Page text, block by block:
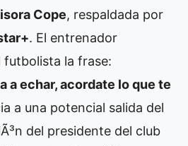
Cope, respaldada por
. El entrenador
futbolista la frase:
echar, acordate lo que te
a una potencial salida del
del presidente del club